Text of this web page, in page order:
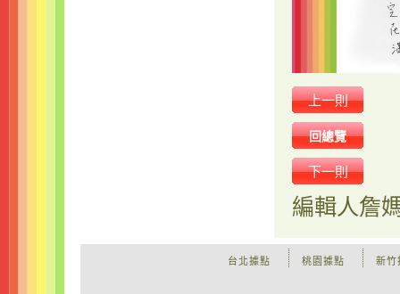
上一則
回總覽
下一則
編輯人詹
新竹
桃園據點
台北據點